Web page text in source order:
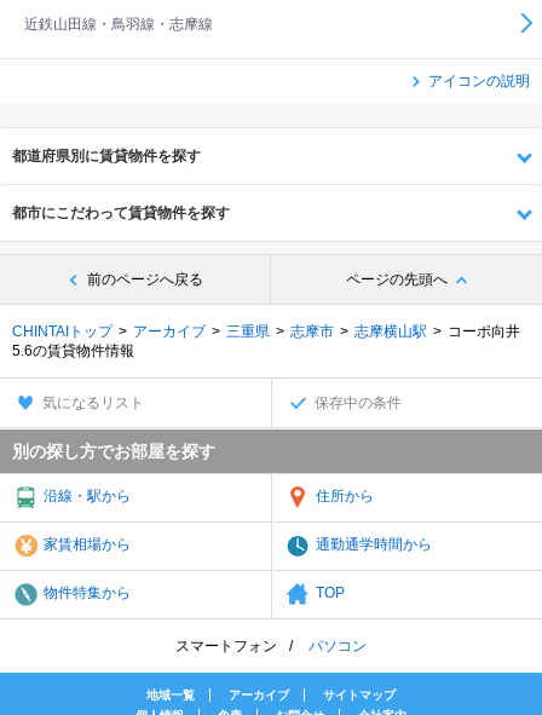
近鉄山田線・鳥羽線・志摩線
アイコンの説明
都道府県別に賃貸物件を探す
都市にこだわって賃貸物件を探す
前のページへ戻る ページの先頭へ
CHINTAIトップ アーカイブ 三重県 志摩市 志摩横山駅
コーポ向井
5.6の賃貸物件情報
気になるリスト 保存中の条件
別の探し方でお部屋を探す
沿線・駅から 住所から
家賃相場から 通勤通学時間から
物件特集から TOP
スマートフォン パソコン
地域一覧 アーカイブ
サイトマップ